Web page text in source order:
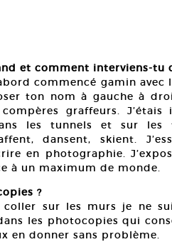
et comment interviens-tu
commencé gamin
ton nom à gauche à
graffeurs. J’étais
les tunnels et sur les
dansent, skient.
en photographie.
à un maximum de monde.
?
sur les murs je ne
les photocopies qui
en donner sans problème.